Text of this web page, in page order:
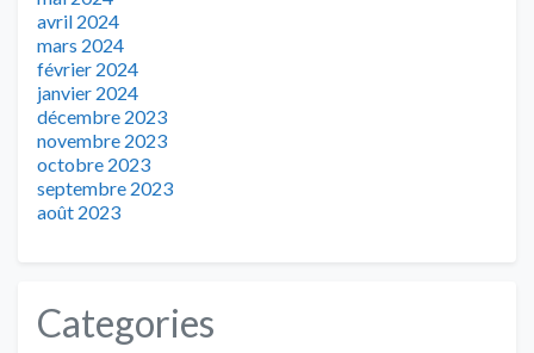
avril 2024
mars 2024
février 2024
janvier 2024
décembre 2023
novembre 2023
octobre 2023
septembre 2023
août 2023
Categories